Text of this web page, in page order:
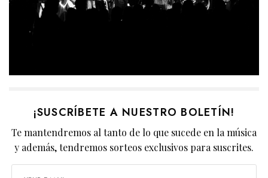
¡SUSCRÍBETE A NUESTRO BOLETÍN!
Te mantendremos al tanto de lo que sucede en la música
y además, tendremos sorteos exclusivos para suscrites.